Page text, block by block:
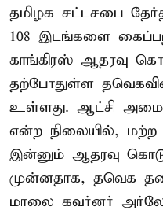
தமிழக சட்டசபை
108 இடங்களை
காங்கிரஸ் ஆதரவு
தற்போதுள்ள
உள்ளது. ஆட்சி
என்ற நிலையில், மற்ற
இன்னும் ஆதரவு
முன்னதாக, தவெக
மாலை கவர்னர்